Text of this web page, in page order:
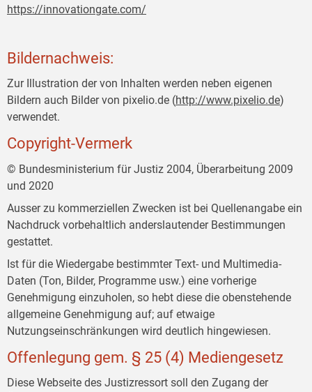
https://innovationgate.com/
Bildernachweis:
Zur Illustration der von Inhalten werden neben eigenen
Bildern auch Bilder von pixelio.de (http://www.pixelio.de)
verwendet.
Copyright-Vermerk
© Bundesministerium für Justiz 2004, Überarbeitung 2009
und 2020
Ausser zu kommerziellen Zwecken ist bei Quellenangabe ein
Nachdruck vorbehaltlich anderslautender Bestimmungen
gestattet.
Ist für die Wiedergabe bestimmter Text- und Multimedia-
Daten (Ton, Bilder, Programme usw.) eine vorherige
Genehmigung einzuholen, so hebt diese die obenstehende
allgemeine Genehmigung auf; auf etwaige
Nutzungseinschränkungen wird deutlich hingewiesen.
Offenlegung gem. § 25 (4) Mediengesetz
Diese Webseite des Justizressort soll den Zugang der